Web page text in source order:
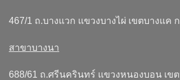
467/1 ถ.บางแวก แขวงบางไผ่ เขตบางแค
สาขาบางนา
688/61 ถ.ศรีนครินทร์ แขวงหนองบอน เข